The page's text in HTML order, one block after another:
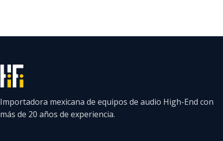
Importadora mexicana de equipos de audio High-End con
más de 20 años de experiencia.